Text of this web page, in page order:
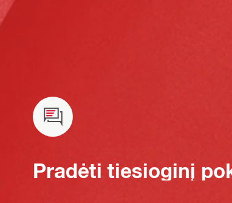
Pradėti tiesioginį